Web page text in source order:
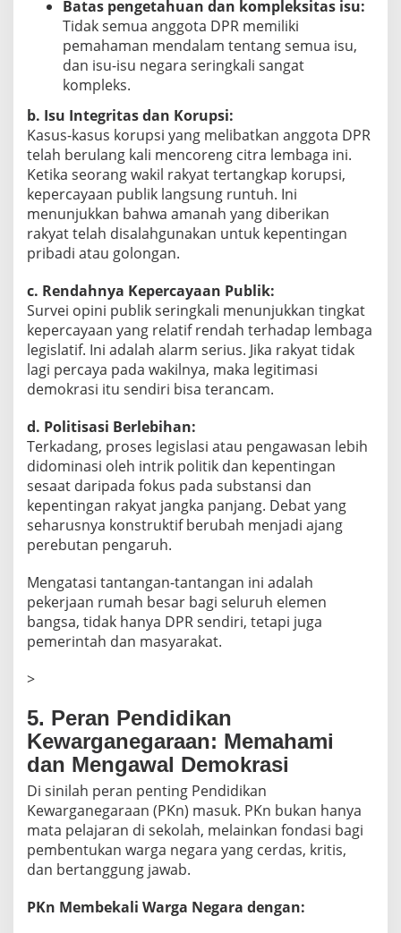
Batas pengetahuan dan kompleksitas isu:
Tidak semua anggota DPR memiliki
pemahaman mendalam tentang semua isu,
dan isu-isu negara seringkali sangat
kompleks.
b. Isu Integritas dan Korupsi:
Kasus-kasus korupsi yang melibatkan anggota DPR
telah berulang kali mencoreng citra lembaga ini.
Ketika seorang wakil rakyat tertangkap korupsi,
kepercayaan publik langsung runtuh. Ini
menunjukkan bahwa amanah yang diberikan
rakyat telah disalahgunakan untuk kepentingan
pribadi atau golongan.
c. Rendahnya Kepercayaan Publik:
Survei opini publik seringkali menunjukkan tingkat
kepercayaan yang relatif rendah terhadap lembaga
legislatif. Ini adalah alarm serius. Jika rakyat tidak
lagi percaya pada wakilnya, maka legitimasi
demokrasi itu sendiri bisa terancam.
d. Politisasi Berlebihan:
Terkadang, proses legislasi atau pengawasan lebih
didominasi oleh intrik politik dan kepentingan
sesaat daripada fokus pada substansi dan
kepentingan rakyat jangka panjang. Debat yang
seharusnya konstruktif berubah menjadi ajang
perebutan pengaruh.
Mengatasi tantangan-tantangan ini adalah
pekerjaan rumah besar bagi seluruh elemen
bangsa, tidak hanya DPR sendiri, tetapi juga
pemerintah dan masyarakat.
>
5. Peran Pendidikan
Kewarganegaraan: Memahami
dan Mengawal Demokrasi
Di sinilah peran penting Pendidikan
Kewarganegaraan (PKn) masuk. PKn bukan hanya
mata pelajaran di sekolah, melainkan fondasi bagi
pembentukan warga negara yang cerdas, kritis,
dan bertanggung jawab.
PKn Membekali Warga Negara dengan: